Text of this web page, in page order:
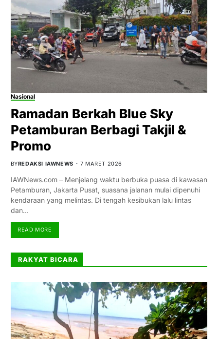
Nasional
Ramadan Berkah Blue Sky
Petamburan Berbagi Takjil &
Promo
BYREDAKSI IAWNEWS 7 MARET 2026
IAWNews.com – Menjelang waktu berbuka puasa di kawasan
Petamburan, Jakarta Pusat, suasana jalanan mulai dipenuhi
kendaraan yang melintas. Di tengah kesibukan lalu lintas
dan…
READ MORE
RAKYAT BICARA